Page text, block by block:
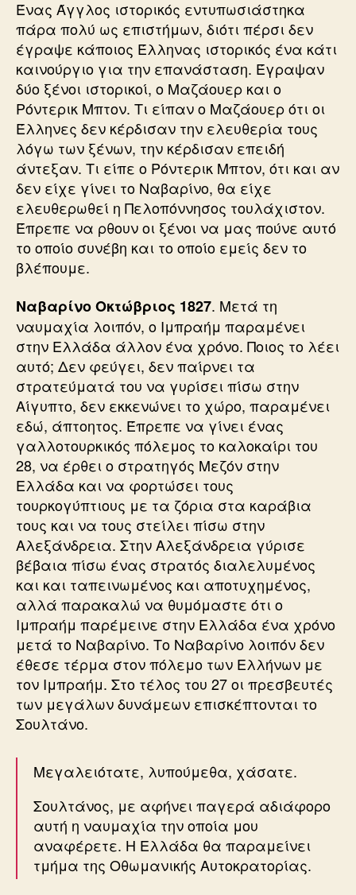
Ένας Άγγλος ιστορικός εντυπωσιάστηκα
πάρα πολύ ως επιστήμων, διότι πέρσι δεν
έγραψε κάποιος Έλληνας ιστορικός ένα κάτι
καινούργιο για την επανάσταση. Έγραψαν
δύο ξένοι ιστορικοί, ο Μαζάουερ και ο
Ρόντερικ Μπτον. Τι είπαν ο Μαζάουερ ότι οι
Έλληνες δεν κέρδισαν την ελευθερία τους
λόγω των ξένων, την κέρδισαν επειδή
άντεξαν. Τι είπε ο Ρόντερικ Μπτον, ότι και αν
δεν είχε γίνει το Ναβαρίνο, θα είχε
ελευθερωθεί η Πελοπόννησος τουλάχιστον.
Έπρεπε να ρθουν οι ξένοι να μας πούνε αυτό
το οποίο συνέβη και το οποίο εμείς δεν το
βλέπουμε.
Ναβαρίνο Οκτώβριος 1827. Μετά τη
ναυμαχία λοιπόν, ο Ιμπραήμ παραμένει
στην Ελλάδα άλλον ένα χρόνο. Ποιος το λέει
αυτό; Δεν φεύγει, δεν παίρνει τα
στρατεύματά του να γυρίσει πίσω στην
Αίγυπτο, δεν εκκενώνει το χώρο, παραμένει
εδώ, άπτοητος. Έπρεπε να γίνει ένας
γαλλοτουρκικός πόλεμος το καλοκαίρι του
28, να έρθει ο στρατηγός Μεζόν στην
Ελλάδα και να φορτώσει τους
τουρκογύπτιους με τα ζόρια στα καράβια
τους και να τους στείλει πίσω στην
Αλεξάνδρεια. Στην Αλεξάνδρεια γύρισε
βέβαια πίσω ένας στρατός διαλελυμένος
και και ταπεινωμένος και αποτυχημένος,
αλλά παρακαλώ να θυμόμαστε ότι ο
Ιμπραήμ παρέμεινε στην Ελλάδα ένα χρόνο
μετά το Ναβαρίνο. Το Ναβαρίνο λοιπόν δεν
έθεσε τέρμα στον πόλεμο των Ελλήνων με
τον Ιμπραήμ. Στο τέλος του 27 οι πρεσβευτές
των μεγάλων δυνάμεων επισκέπτονται το
Σουλτάνο.
Μεγαλειότατε, λυπούμεθα, χάσατε.
Σουλτάνος, με αφήνει παγερά αδιάφορο
αυτή η ναυμαχία την οποία μου
αναφέρετε. Η Ελλάδα θα παραμείνει
τμήμα της Οθωμανικής Αυτοκρατορίας.